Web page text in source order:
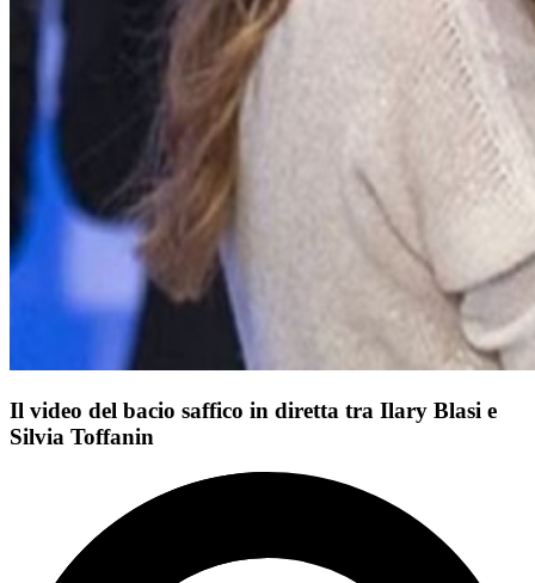
Il video del bacio saffico in diretta tra Ilary Blasi e
Silvia Toffanin